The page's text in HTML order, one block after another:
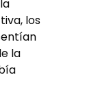
los
la